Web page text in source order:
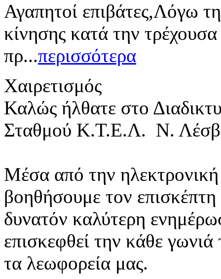
Αγαπητοί επιβάτες,Λόγω
κίνησης κατά την
πρ...περισσότερα
Χαιρετισμός
Καλώς ήλθατε στο
Σταθμού Κ.Τ.Ε.Λ. Ν.
Μέσα από την ηλεκτρονική
βοηθήσουμε τον
δυνατόν καλύτερη
επισκεφθεί την κάθε
τα λεωφορεία μας.